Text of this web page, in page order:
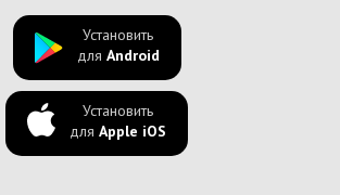
Установить
для Android
Установить
для Apple iOS